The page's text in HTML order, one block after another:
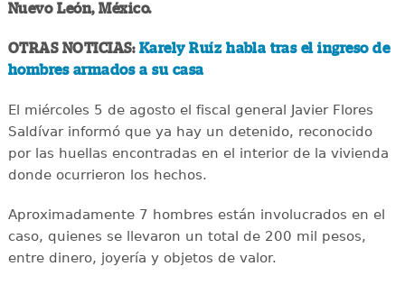
Nuevo León, México.
OTRAS NOTICIAS: Karely Ruíz habla tras el ingreso de
hombres armados a su casa
El miércoles 5 de agosto el fiscal general Javier Flores
Saldívar informó que ya hay un detenido, reconocido
por las huellas encontradas en el interior de la vivienda
donde ocurrieron los hechos.
Aproximadamente 7 hombres están involucrados en el
caso, quienes se llevaron un total de 200 mil pesos,
entre dinero, joyería y objetos de valor.